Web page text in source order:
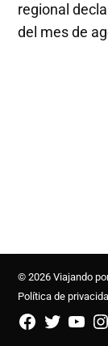
regional
del mes de
© 2026 Viajando
Política de
FB
TW YouTube